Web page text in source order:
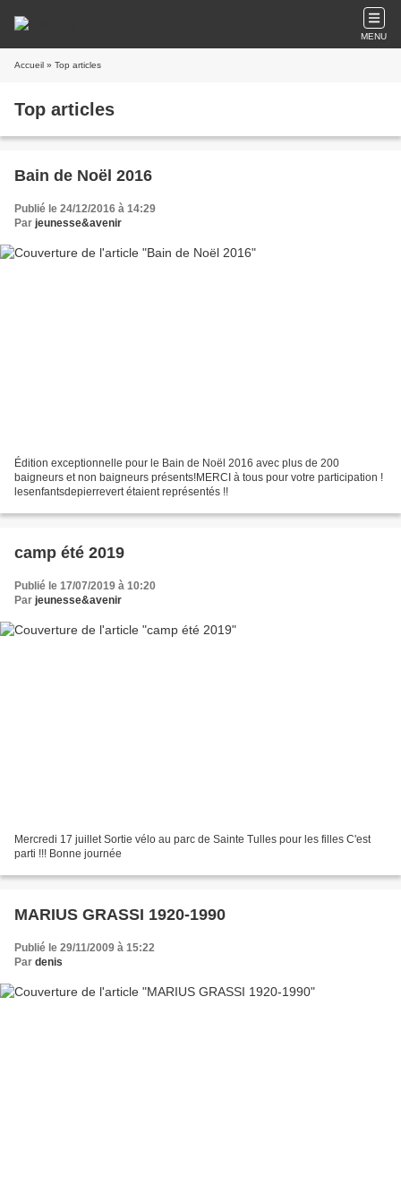
MENU
Accueil » Top articles
Top articles
Bain de Noël 2016
Publié le 24/12/2016 à 14:29
Par jeunesse&avenir
Édition exceptionnelle pour le Bain de Noël 2016 avec plus de 200
baigneurs et non baigneurs présents!MERCI à tous pour votre participation !
lesenfantsdepierrevert étaient représentés !!
camp été 2019
Publié le 17/07/2019 à 10:20
Par jeunesse&avenir
Mercredi 17 juillet Sortie vélo au parc de Sainte Tulles pour les filles C'est
parti !!! Bonne journée
MARIUS GRASSI 1920-1990
Publié le 29/11/2009 à 15:22
Par denis